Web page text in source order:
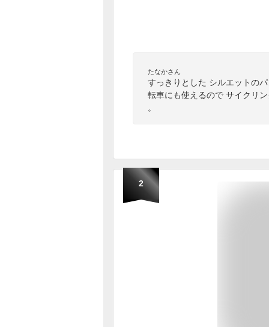
たなかさん
すっきりとした シルエットの
転車にも使えるので サイクリ
。
2